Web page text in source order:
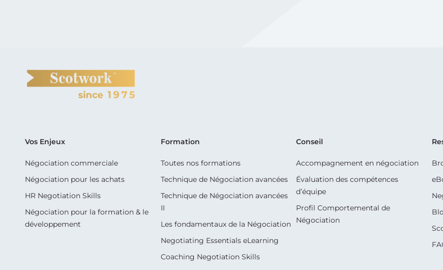
Vos Enjeux
Négociation commerciale
Négociation pour les achats
HR Negotiation Skills
Négociation pour la formation & le
développement
Formation
Toutes nos formations
Technique de Négociation avancées
Technique de Négociation avancées
II
Les fondamentaux de la Négociation
Negotiating Essentials eLearning
Coaching Negotiation Skills
Conseil
Accompagnement en négociation
Évaluation des compétences
d’équipe
Profil Comportemental de
Négociation